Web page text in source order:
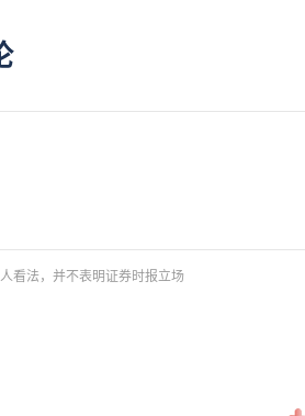
看法，并不表明证券时报立场